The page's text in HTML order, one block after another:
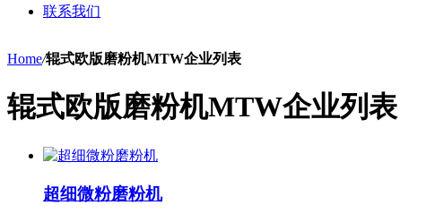
联系我们
Home/辊式欧版磨粉机MTW企业列表
辊式欧版磨粉机MTW企业列表
超细微粉磨粉机